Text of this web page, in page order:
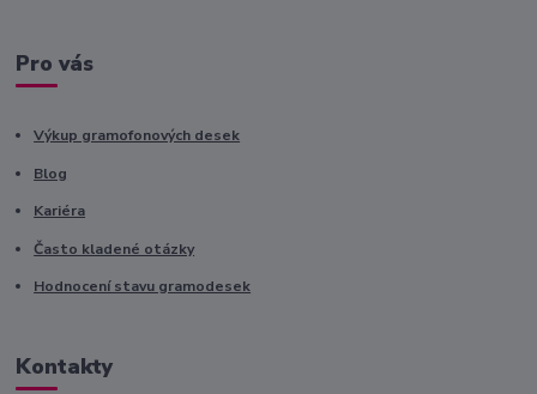
Pro vás
Výkup gramofonových desek
Blog
Kariéra
Často kladené otázky
Hodnocení stavu gramodesek
Kontakty